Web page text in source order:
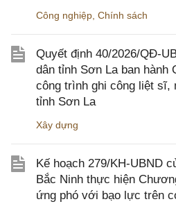
Công nghiệp, Chính sách
Quyết định 40/2026/QĐ-
dân tỉnh Sơn La ban hành
công trình ghi công liệt sĩ,
tỉnh Sơn La
Xây dựng
Kế hoạch 279/KH-UBND
Bắc Ninh thực hiện
ứng phó với bạo lực trên